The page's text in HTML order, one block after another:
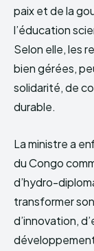
paix et de la
l’éducation
Selon elle, les
bien gérées,
solidarité, de
durable.
La ministre a
du Congo
d’hydro-
transformer
d’innovation,